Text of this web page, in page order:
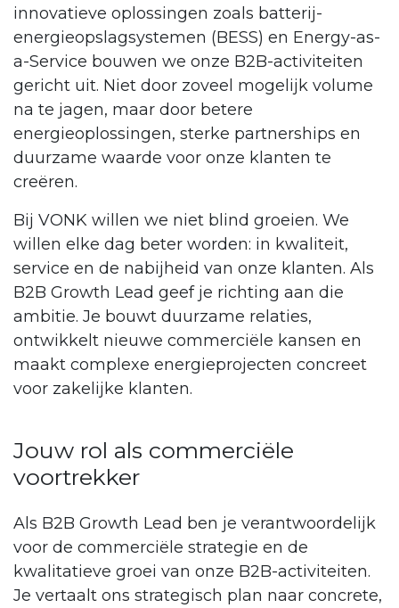
innovatieve oplossingen zoals batterij-
energieopslagsystemen (BESS) en Energy-as-
a-Service bouwen we onze B2B-activiteiten
gericht uit. Niet door zoveel mogelijk volume
na te jagen, maar door betere
energieoplossingen, sterke partnerships en
duurzame waarde voor onze klanten te
creëren.
Bij VONK willen we niet blind groeien. We
willen elke dag beter worden: in kwaliteit,
service en de nabijheid van onze klanten. Als
B2B Growth Lead geef je richting aan die
ambitie. Je bouwt duurzame relaties,
ontwikkelt nieuwe commerciële kansen en
maakt complexe energieprojecten concreet
voor zakelijke klanten.​
Jouw rol als commerciële
voortrekker
Als B2B Growth Lead ben je verantwoordelijk
voor de commerciële strategie en de
kwalitatieve groei van onze B2B-activiteiten.
Je vertaalt ons strategisch plan naar concrete,